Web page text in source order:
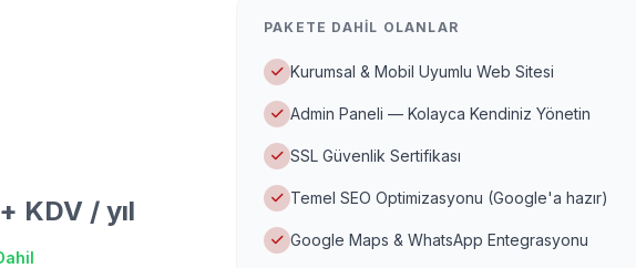
+ KDV / yıl
PAKETE DAHIL OLANLAR
Kurumsal & Mobil Uyumlu Web Sitesi
Admin Paneli — Kolayca Kendiniz Yönetin
SSL Güvenlik Sertifikası
Temel SEO Optimizasyonu (Google'a hazır)
Google Maps & WhatsApp Entegrasyonu